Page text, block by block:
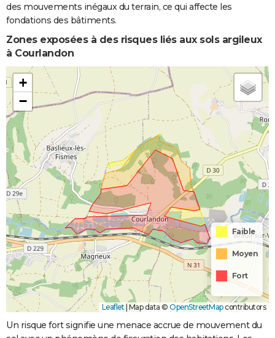
des mouvements inégaux du terrain, ce qui affecte les
fondations des bâtiments.
Zones exposées à des risques liés aux sols argileux
à Courlandon
+
−
Faible
Moyen
Fort
Leaflet | Map data © OpenStreetMapcontributors
Un risque fort signifie une menace accrue de mouvement du